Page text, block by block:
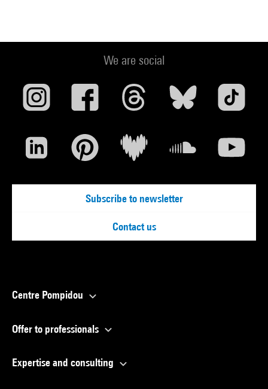
We are social
Subscribe to newsletter
Contact us
Centre Pompidou
Offer to professionals
Expertise and consulting